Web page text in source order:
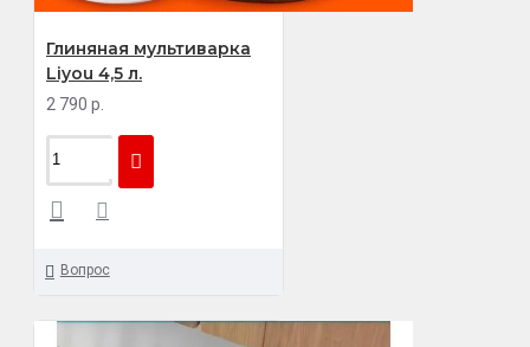
Глиняная мультиварка
Liyou 4,5 л.
2 790 р.
Вопрос